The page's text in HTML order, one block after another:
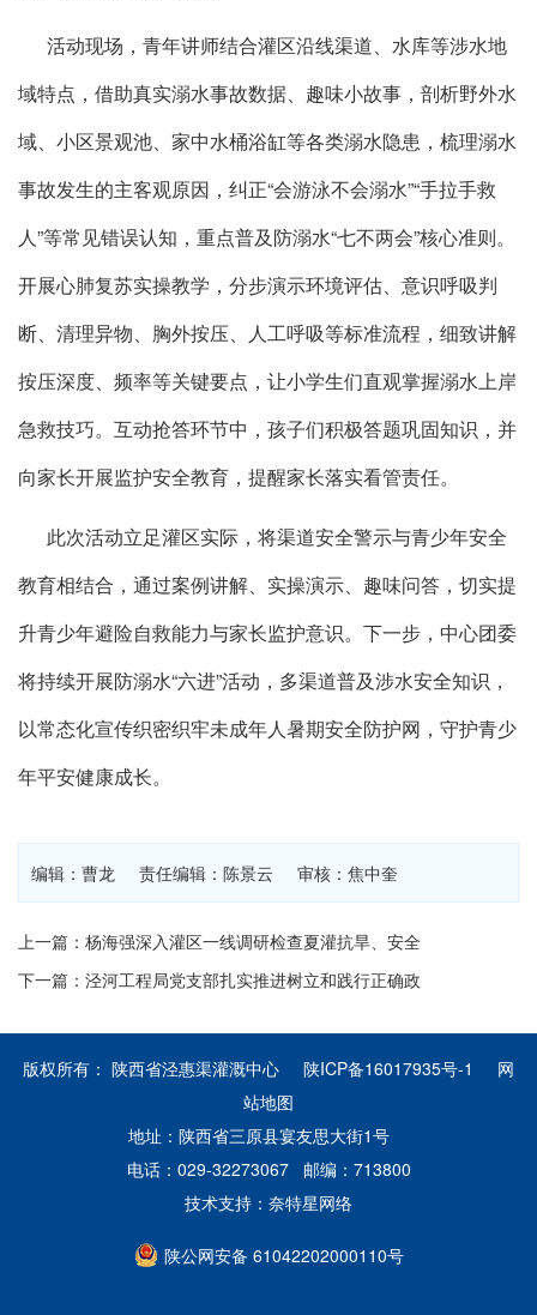
活动现场，青年讲师结合灌区沿线渠道、水库等涉水地
域特点，借助真实溺水事故数据、趣味小故事，剖析野外水
域、小区景观池、家中水桶浴缸等各类溺水隐患，梳理溺水
事故发生的主客观原因，纠正“会游泳不会溺水”“手拉手救
人”等常见错误认知，重点普及防溺水“七不两会”核心准则。
开展心肺复苏实操教学，分步演示环境评估、意识呼吸判
断、清理异物、胸外按压、人工呼吸等标准流程，细致讲解
按压深度、频率等关键要点，让小学生们直观掌握溺水上岸
急救技巧。互动抢答环节中，孩子们积极答题巩固知识，并
向家长开展监护安全教育，提醒家长落实看管责任。
此次活动立足灌区实际，将渠道安全警示与青少年安全
教育相结合，通过案例讲解、实操演示、趣味问答，切实提
升青少年避险自救能力与家长监护意识。下一步，中心团委
将持续开展防溺水“六进”活动，多渠道普及涉水安全知识，
以常态化宣传织密织牢未成年人暑期安全防护网，守护青少
年平安健康成长。
编辑：曹龙 责任编辑：陈景云 审核：焦中奎
上一篇：杨海强深入灌区一线调研检查夏灌抗旱、安全
下一篇：泾河工程局党支部扎实推进树立和践行正确政
版权所有： 陕西省泾惠渠灌溉中心 陕ICP备16017935号-1
网
站地图
地址：陕西省三原县宴友思大街1号
电话：029-32273067 邮编：713800
技术支持： 奈特星网络
陕公网安备 61042202000110号